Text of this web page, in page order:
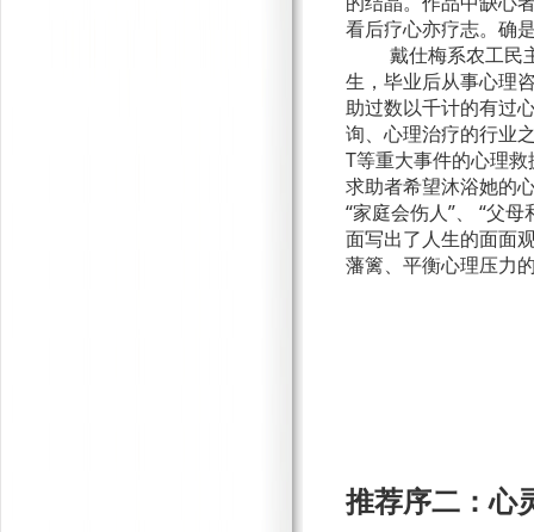
看后疗心亦疗志。确
戴仕梅系农工民
生，毕业后从事心理
助过数以千计的有过
询、心理治疗的行业
T等重大事件的心理
求助者希望沐浴她的
“家庭会伤人”、 “父母
面写出了人生的面面
藩篱、平衡心理压力
推荐序二：心